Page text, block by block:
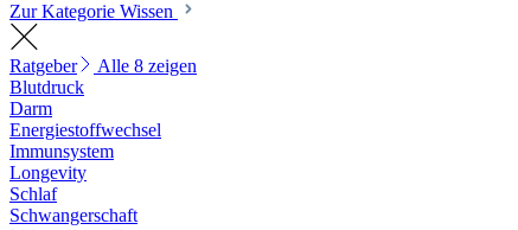
Zur Kategorie Wissen
Ratgeber
Alle 8 zeigen
Blutdruck
Darm
Energiestoffwechsel
Immunsystem
Longevity
Schlaf
Schwangerschaft